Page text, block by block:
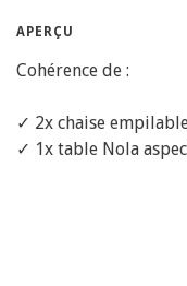
APERÇU
Cohérence de :
✓ 2x chaise
✓ 1x table Nola